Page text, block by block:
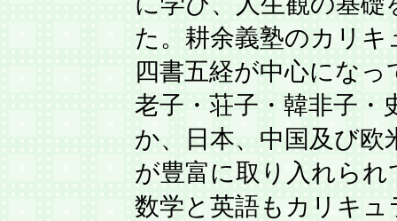
た。耕余義塾のカリキ
四書五経が中心になっ
老子・荘子・韓非子・
か、日本、中国及び欧
が豊富に取り入れられ
数学と英語もカリキュ